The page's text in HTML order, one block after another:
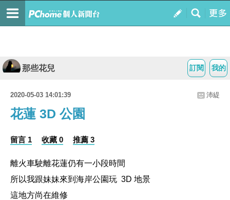
我的
訂閱
那些花兒
2020-05-03 14:01:39 沛緹
花蓮 3D 公園
留言 1 收藏 0 推薦 3
離火車駛離花蓮仍有一小段時間
所以我跟妹妹來到海岸公園玩 3D 地景
這地方尚在維修